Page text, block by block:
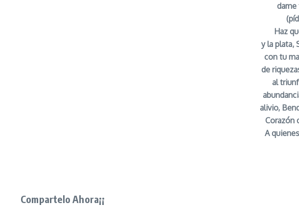
dame
Haz
y la plata,
con tu
de
al
alivio,
Corazón
A
Compartelo Ahora¡¡